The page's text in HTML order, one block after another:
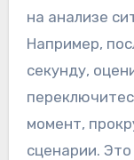
на анализе
Например,
секунду,
момент,
сценарии.